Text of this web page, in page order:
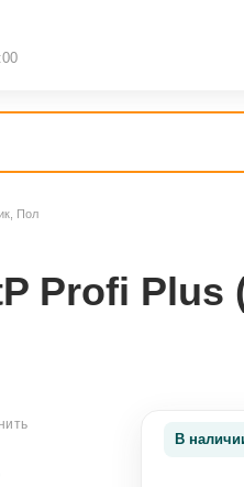
Пол
Plus
В